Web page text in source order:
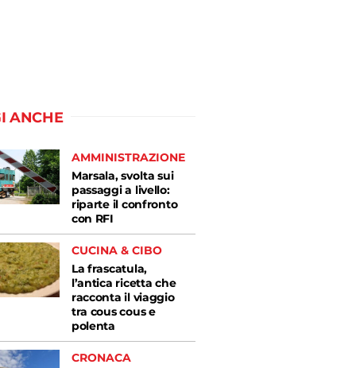
ANCHE
AMMINISTRAZIONE
Marsala, svolta sui
passaggi a livello:
riparte il confronto
con RFI
CUCINA & CIBO
La frascatula,
l’antica ricetta che
racconta il viaggio
tra cous cous e
polenta
CRONACA